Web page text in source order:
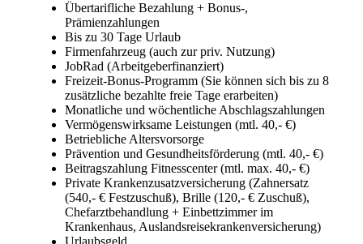
Übertarifliche Bezahlung + Bonus-,
Prämienzahlungen
Bis zu 30 Tage Urlaub
Firmenfahrzeug (auch zur priv. Nutzung)
JobRad (Arbeitgeberfinanziert)
Freizeit-Bonus-Programm (Sie können sich bis zu 8
zusätzliche bezahlte freie Tage erarbeiten)
Monatliche und wöchentliche Abschlagszahlungen
Vermögenswirksame Leistungen (mtl. 40,- €)
Betriebliche Altersvorsorge
Prävention und Gesundheitsförderung (mtl. 40,- €)
Beitragszahlung Fitnesscenter (mtl. max. 40,- €)
Private Krankenzusatzversicherung (Zahnersatz
(540,- € Festzuschuß), Brille (120,- € Zuschuß),
Chefarztbehandlung + Einbettzimmer im
Krankenhaus, Auslandsreisekrankenversicherung)